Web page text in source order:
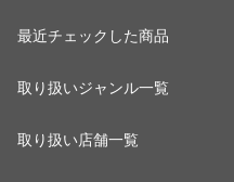
最近チェックした商品
取り扱いジャンル一覧
取り扱い店舗一覧